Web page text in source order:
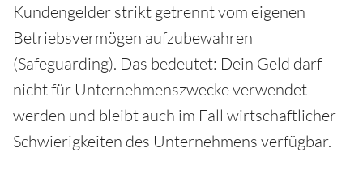
Kundengelder strikt getrennt vom eigenen
Betriebsvermögen aufzubewahren
(Safeguarding). Das bedeutet: Dein Geld darf
nicht für Unternehmenszwecke verwendet
werden und bleibt auch im Fall wirtschaftlicher
Schwierigkeiten des Unternehmens verfügbar.